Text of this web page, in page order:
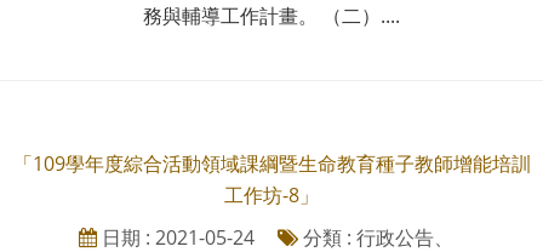
務與輔導工作計畫。 （二）....
「109學年度綜合活動領域課綱暨生命教育種子教師增能培訓
工作坊-8」
日期 : 2021-05-24
分類 : 行政公告、